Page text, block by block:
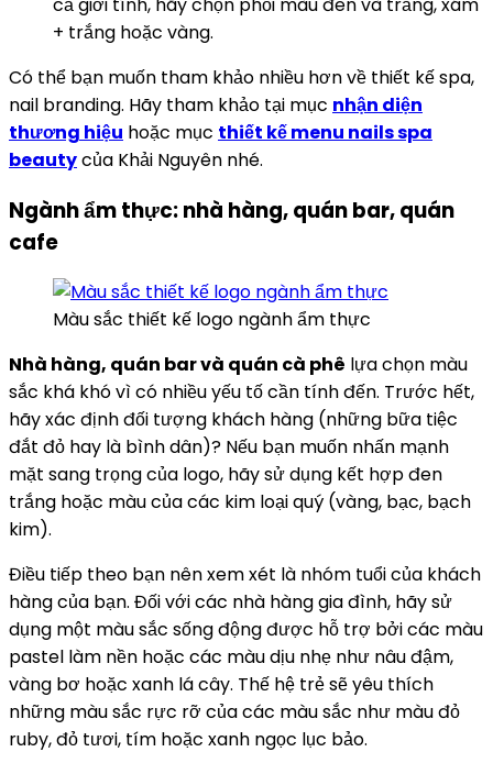
+ trắng hoặc vàng.
Có thể bạn muốn tham khảo nhiều hơn về thiết kế spa,
nail branding. Hãy tham khảo tại mục nhận diện
thương hiệu hoặc mục thiết kế menu nails spa
beautycủa Khải Nguyên nhé.
Ngành ẩm thực: nhà hàng, quán bar, quán
cafe
Màu sắc thiết kế logo ngành ẩm thực
Nhà hàng, quán bar và quán cà phê lựa chọn màu
sắc khá khó vì có nhiều yếu tố cần tính đến. Trước hết,
hãy xác định đối tượng khách hàng (những bữa tiệc
đắt đỏ hay là bình dân)? Nếu bạn muốn nhấn mạnh
mặt sang trọng của logo, hãy sử dụng kết hợp đen
trắng hoặc màu của các kim loại quý (vàng, bạc, bạch
kim).
Điều tiếp theo bạn nên xem xét là nhóm tuổi của khách
hàng của bạn. Đối với các nhà hàng gia đình, hãy sử
dụng một màu sắc sống động được hỗ trợ bởi các màu
pastel làm nền hoặc các màu dịu nhẹ như nâu đậm,
vàng bơ hoặc xanh lá cây. Thế hệ trẻ sẽ yêu thích
những màu sắc rực rỡ của các màu sắc như màu đỏ
ruby, đỏ tươi, tím hoặc xanh ngọc lục bảo.